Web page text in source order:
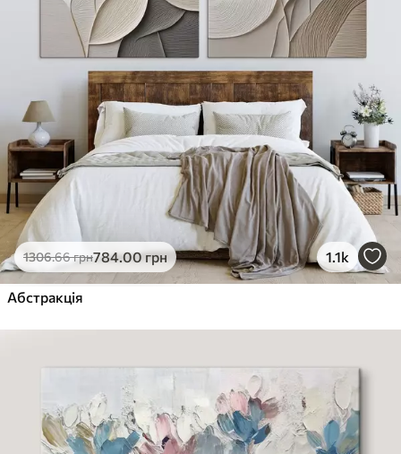
1306.66грн784.00грн 1.1k
Абстракція